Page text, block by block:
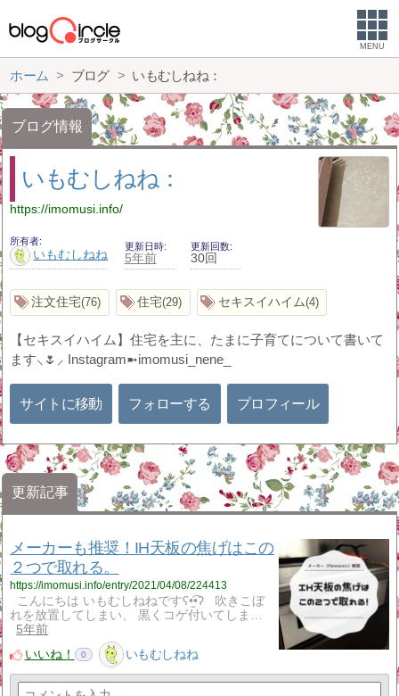
MENU
ホーム ブログ いもむしねね：
ブログ情報
いもむしねね：
https://imomusi.info/
所有者
いもむしねね
更新日時
5年前
更新回数
30回
注文住宅 76 住宅 29 セキスイハイム 4
【セキスイハイム】住宅を主に、たまに子育てについて書いて
ます⸜🌷︎⸝‍ Instagram➼imomusi_nene_
サイトに移動 フォローする プロフィール
更新記事
メーカーも推奨！IH天板の焦げはこの
２つで取れる。
https://imomusi.info/entry/2021/04/08/224413
こんにちは いもむしねねですʕ•̫͡•ʔ 吹きこぼ
れを放置してしまい、 黒くコゲ付いてしま…
5年前
いいね！
0 いもむしねね